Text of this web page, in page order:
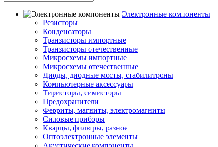
Электронные компоненты
Резисторы
Конденсаторы
Транзисторы импортные
Транзисторы отечественные
Микросхемы импортные
Микросхемы отечественные
Диоды, диодные мосты, стабилитроны
Компьютерные аксессуары
Тиристоры, симисторы
Предохранители
Ферриты, магниты, электромагниты
Силовые приборы
Кварцы, фильтры, разное
Оптоэлектронные элементы
Акустические компоненты